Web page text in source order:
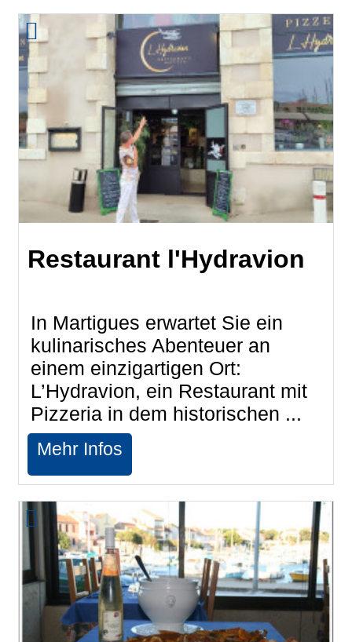
Restaurant l'Hydravion
In Martigues erwartet Sie ein
kulinarisches Abenteuer an
einem einzigartigen Ort:
L’Hydravion, ein Restaurant mit
Pizzeria in dem historischen ...
Mehr Infos